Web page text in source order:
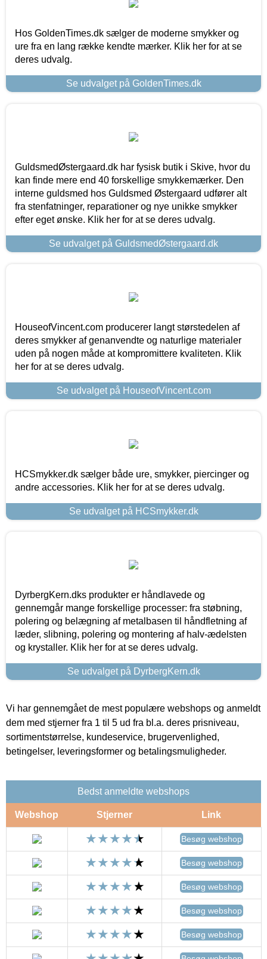
Hos GoldenTimes.dk sælger de moderne smykker og
ure fra en lang række kendte mærker. Klik her for at se
deres udvalg.
Se udvalget på GoldenTimes.dk
GuldsmedØstergaard.dk har fysisk butik i Skive, hvor du
kan finde mere end 40 forskellige smykkemærker. Den
interne guldsmed hos Guldsmed Østergaard udfører alt
fra stenfatninger, reparationer og nye unikke smykker
efter eget ønske. Klik her for at se deres udvalg.
Se udvalget på GuldsmedØstergaard.dk
HouseofVincent.com producerer langt størstedelen af
deres smykker af genanvendte og naturlige materialer
uden på nogen måde at kompromittere kvaliteten. Klik
her for at se deres udvalg.
Se udvalget på HouseofVincent.com
HCSmykker.dk sælger både ure, smykker, piercinger og
andre accessories. Klik her for at se deres udvalg.
Se udvalget på HCSmykker.dk
DyrbergKern.dks produkter er håndlavede og
gennemgår mange forskellige processer: fra støbning,
polering og belægning af metalbasen til håndfletning af
læder, slibning, polering og montering af halv-ædelsten
og krystaller. Klik her for at se deres udvalg.
Se udvalget på DyrbergKern.dk
Vi har gennemgået de mest populære webshops og anmeldt
dem med stjerner fra 1 til 5 ud fra bl.a. deres prisniveau,
sortimentstørrelse, kundeservice, brugervenlighed,
betingelser, leveringsformer og betalingsmuligheder.
Bedst anmeldte webshops
Webshop Stjerner Link
Besøg webshop
Besøg webshop
Besøg webshop
Besøg webshop
Besøg webshop